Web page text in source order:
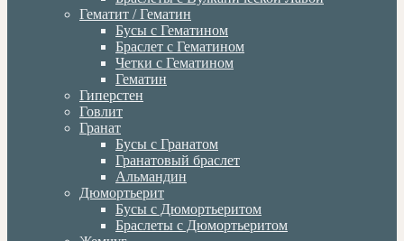
Гематит / Гематин
Бусы с Гематином
Браслет с Гематином
Четки с Гематином
Гематин
Гиперстен
Говлит
Гранат
Бусы с Гранатом
Гранатовый браслет
Альмандин
Дюмортьерит
Бусы с Дюмортьеритом
Браслеты с Дюмортьеритом